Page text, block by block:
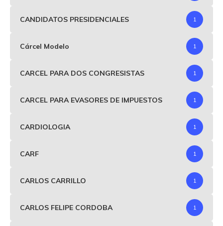
CANDIDATOS PRESIDENCIALES 1
Cárcel Modelo 1
CARCEL PARA DOS CONGRESISTAS 1
CARCEL PARA EVASORES DE IMPUESTOS 1
CARDIOLOGIA 1
CARF 1
CARLOS CARRILLO 1
CARLOS FELIPE CORDOBA 1